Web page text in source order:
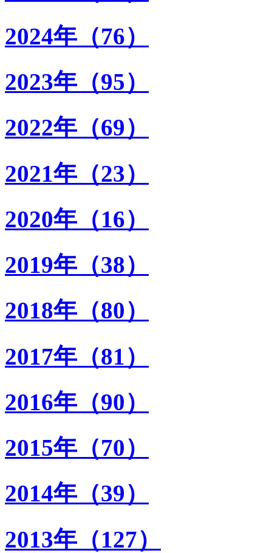
2024年（76）
2023年（95）
2022年（69）
2021年（23）
2020年（16）
2019年（38）
2018年（80）
2017年（81）
2016年（90）
2015年（70）
2014年（39）
2013年（127）